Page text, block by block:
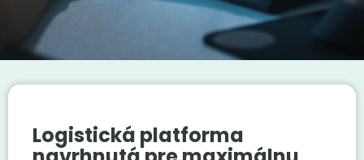
idodo.cz
idodo.de
idodo.at
Logistická platforma